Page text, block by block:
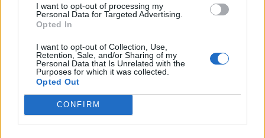
I want to opt-out of processing my
Personal Data for Targeted Advertising.
Opted In
I want to opt-out of Collection, Use,
Retention, Sale, and/or Sharing of my
Personal Data that Is Unrelated with the
Purposes for which it was collected.
Opted Out
CONFIRM
dell'iPhone collegato all'Apple Watch,
quindi su iTunes. I salvataggi e i
caricamenti sono automatici all'avvio e alla
chiusura del device, mentre quelli manuali
avvengono in modo separato. Lo stesso
sviluppatore ha segnalato bug per quanto
riguarda pixel e colori sbagliati, segno che